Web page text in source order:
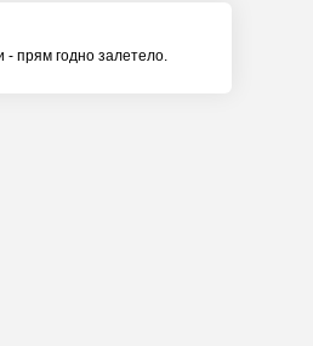
прям годно залетело.